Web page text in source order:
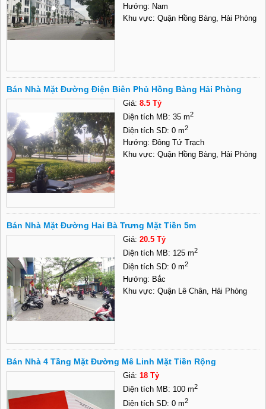
Hướng: Nam
Khu vực: Quận Hồng Bàng, Hải Phòng
Bán Nhà Mặt Đường Điện Biên Phủ Hồng Bàng Hải Phòng
Giá: 8.5 Tỷ
Diện tích MB: 35 m2
Diện tích SD: 0 m2
Hướng: Đông Tứ Trạch
Khu vực: Quận Hồng Bàng, Hải Phòng
Bán Nhà Mặt Đường Hai Bà Trưng Mặt Tiền 5m
Giá: 20.5 Tỷ
Diện tích MB: 125 m2
Diện tích SD: 0 m2
Hướng: Bắc
Khu vực: Quận Lê Chân, Hải Phòng
Bán Nhà 4 Tầng Mặt Đường Mê Linh Mặt Tiền Rộng
Giá: 18 Tỷ
Diện tích MB: 100 m2
Diện tích SD: 0 m2